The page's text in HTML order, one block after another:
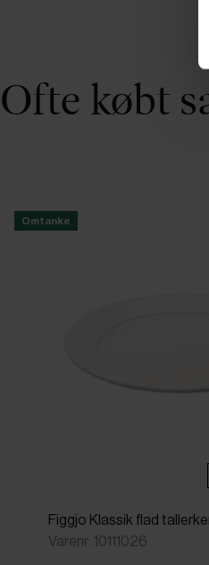
Ofte købt
Omtanke
Figgjo Klassik flad
Varenr: 10111026